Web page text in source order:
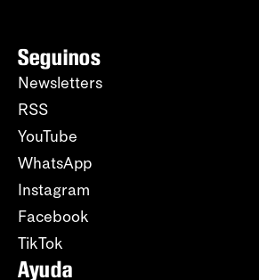
Seguinos
Newsletters
RSS
YouTube
WhatsApp
Instagram
Facebook
TikTok
Ayuda